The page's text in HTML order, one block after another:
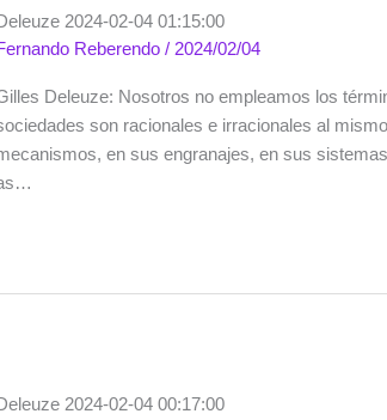
2024-02-04 01:15:00
Reberendo/ 2024/02/04
Deleuze: Nosotros no empleamos los
son racionales e irracionales al
en sus engranajes, en sus
2024-02-04 00:17:00